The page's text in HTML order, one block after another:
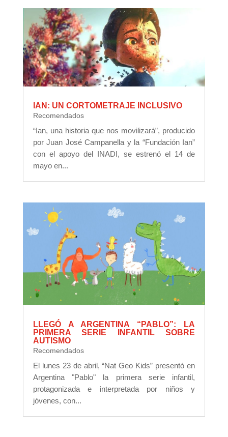
IAN: UN CORTOMETRAJE INCLUSIVO
Recomendados
“Ian, una historia que nos movilizará”, producido
por Juan José Campanella y la “Fundación Ian”
con el apoyo del INADI, se estrenó el 14 de
mayo en...
LLEGÓ A ARGENTINA “PABLO”: LA
PRIMERA SERIE INFANTIL SOBRE
AUTISMO
Recomendados
El lunes 23 de abril, “Nat Geo Kids” presentó en
Argentina "Pablo" la primera serie infantil,
protagonizada e interpretada por niños y
jóvenes, con...